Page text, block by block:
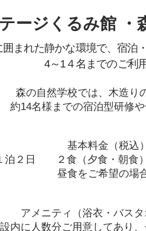
ージくるみ館 ・
囲まれた静かな環境で、宿泊
4～1４名までのご利
森の自然学校では、木造り
約14名様までの宿泊型研修
基本料金（税込
泊２日 ２食（夕食・朝
昼食をご希望の
アメニティ（浴衣・バス
内に人数分ご用意してあり、